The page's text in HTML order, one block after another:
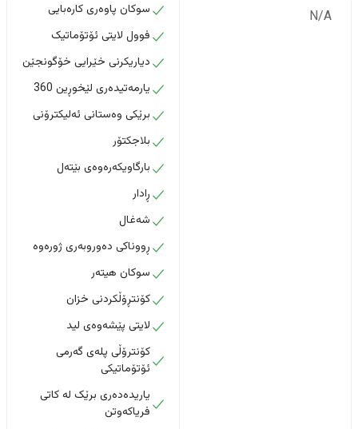
N/A
سوکان پاوەری کارەبایی
فوول لایتی ئۆتۆماتیک
دیاریکرنی خێرایی خۆگونجێن
یارمەتیدەری لێخوڕین 360
برێکی وەستانی ئەلیکترۆنی
بلاجکتۆر
بارگاویکەرەوەی بێتەل
ڕادار
شەغال
ڕووناکی دەوروبەری ژورەوە
سوکان هیتەر
کۆنتڕۆڵکردنی خزان
لایتی پێشەوەی لید
کۆنترۆڵی پلەی گەرمی
ئۆتۆماتیکی
یاریدەدەری برێک لە کاتی
فریاکەوتن